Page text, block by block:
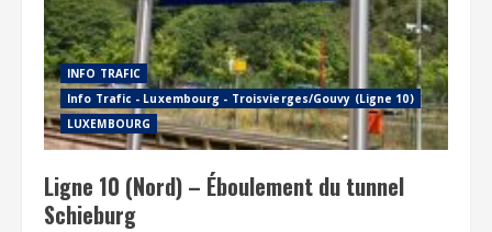
INFO TRAFIC
Info Trafic - Luxembourg - Troisvierges/Gouvy (Ligne 10)
LUXEMBOURG
Ligne 10 (Nord) – Éboulement du tunnel
Schieburg